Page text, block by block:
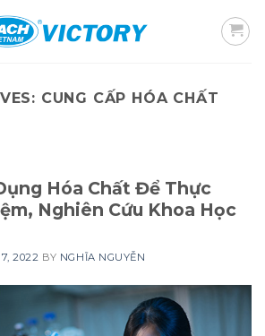
CUNG CẤP HÓA CHẤT
Hóa Chất Để Thực
Nghiên Cứu Khoa Học
2022 BY NGHĨA NGUYỄN